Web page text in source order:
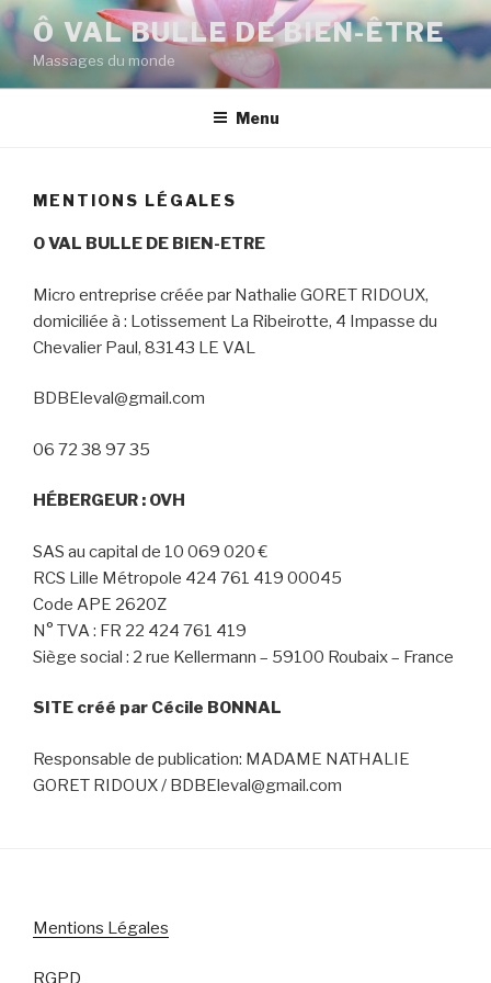
Aller
contenu
principal
Ô VAL BULLE DE BIEN-ÊTRE
Massages du monde
Menu
MENTIONS LÉGALES
O VAL BULLE DE BIEN-ETRE
Micro entreprise créée par Nathalie GORET RIDOUX,
domiciliée à : Lotissement La Ribeirotte, 4 Impasse du
Chevalier Paul, 83143 LE VAL
BDBEleval@gmail.com
06 72 38 97 35
HÉBERGEUR : OVH
SAS au capital de 10 069 020 €
RCS Lille Métropole 424 761 419 00045
Code APE 2620Z
N° TVA : FR 22 424 761 419
Siège social : 2 rue Kellermann – 59100 Roubaix – France
SITE créé par Cécile BONNAL
Responsable de publication: MADAME NATHALIE
GORET RIDOUX / BDBEleval@gmail.com
Mentions Légales
RGPD